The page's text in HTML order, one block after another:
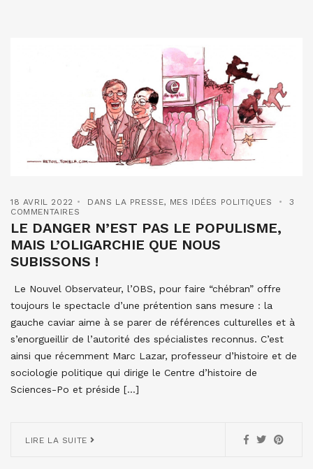
18 AVRIL 2022 DANS LA PRESSE, MES IDÉES POLITIQUES
3
COMMENTAIRES
LE DANGER N’EST PAS LE POPULISME,
MAIS L’OLIGARCHIE QUE NOUS
SUBISSONS !
Le Nouvel Observateur, l’OBS, pour faire “chébran” offre
toujours le spectacle d’une prétention sans mesure : la
gauche caviar aime à se parer de références culturelles et à
s’enorgueillir de l’autorité des spécialistes reconnus. C’est
ainsi que récemment Marc Lazar, professeur d’histoire et de
sociologie politique qui dirige le Centre d’histoire de
Sciences-Po et préside […]
LIRE LA SUITE